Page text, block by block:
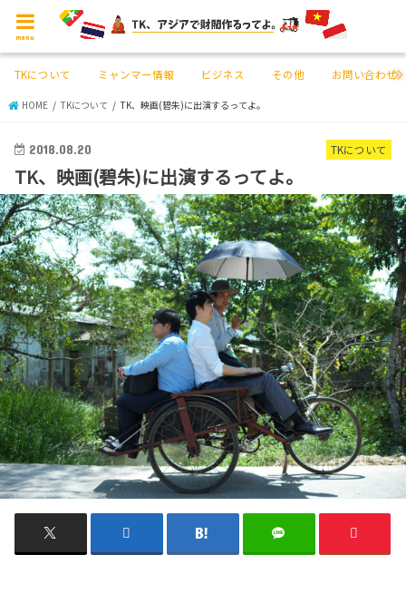
menu
TKについて ミャンマー情報 ビジネス その他 お問い合わせ
HOME TKについて TK、映画(碧朱)に出演するってよ。
TKについて
2018.08.20
TK、映画(碧朱)に出演するってよ。